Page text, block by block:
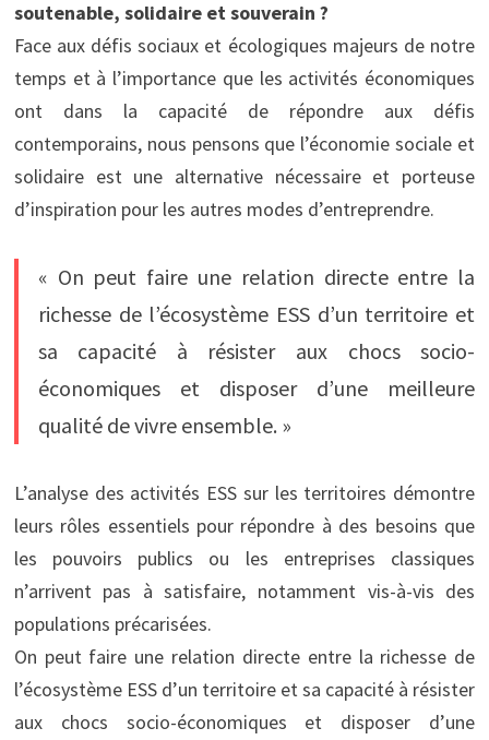
soutenable, solidaire et souverain ?
Face aux défis sociaux et écologiques majeurs de notre
temps et à l’importance que les activités économiques
ont dans la capacité de répondre aux défis
contemporains, nous pensons que l’économie sociale et
solidaire est une alternative nécessaire et porteuse
d’inspiration pour les autres modes d’entreprendre.
« On peut faire une relation directe entre la
richesse de l’écosystème ESS d’un territoire et
sa capacité à résister aux chocs socio-
économiques et disposer d’une meilleure
qualité de vivre ensemble. »
L’analyse des activités ESS sur les territoires démontre
leurs rôles essentiels pour répondre à des besoins que
les pouvoirs publics ou les entreprises classiques
n’arrivent pas à satisfaire, notamment vis-à-vis des
populations précarisées.
On peut faire une relation directe entre la richesse de
l’écosystème ESS d’un territoire et sa capacité à résister
aux chocs socio-économiques et disposer d’une